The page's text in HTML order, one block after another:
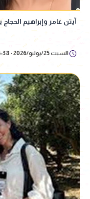
آيتن عامر وإبراهيم
السبت 25/يوليو/2026 - 05:38 م